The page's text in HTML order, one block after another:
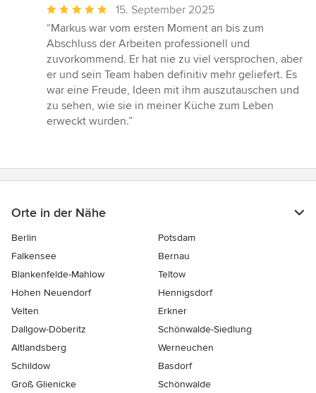
Durchschnittliche
Bewertung:
5
von
5
Sternen
15. September 2025
“Markus war vom ersten Moment an bis zum
Abschluss der Arbeiten professionell und
zuvorkommend. Er hat nie zu viel versprochen, aber
er und sein Team haben definitiv mehr geliefert. Es
war eine Freude, Ideen mit ihm auszutauschen und
zu sehen, wie sie in meiner Küche zum Leben
erweckt wurden.”
Orte in der Nähe
Berlin
Potsdam
Falkensee
Bernau
Blankenfelde-Mahlow
Teltow
Hohen Neuendorf
Hennigsdorf
Velten
Erkner
Dallgow-Döberitz
Schönwalde-Siedlung
Altlandsberg
Werneuchen
Schildow
Basdorf
Groß Glienicke
Schönwalde